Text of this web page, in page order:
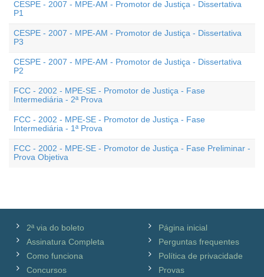
CESPE - 2007 - MPE-AM - Promotor de Justiça - Dissertativa
P1
CESPE - 2007 - MPE-AM - Promotor de Justiça - Dissertativa
P3
CESPE - 2007 - MPE-AM - Promotor de Justiça - Dissertativa
P2
FCC - 2002 - MPE-SE - Promotor de Justiça - Fase
Intermediária - 2ª Prova
FCC - 2002 - MPE-SE - Promotor de Justiça - Fase
Intermediária - 1ª Prova
FCC - 2002 - MPE-SE - Promotor de Justiça - Fase Preliminar -
Prova Objetiva
2ª via do boleto
Assinatura Completa
Como funciona
Concursos
Página inicial
Perguntas frequentes
Política de privacidade
Provas